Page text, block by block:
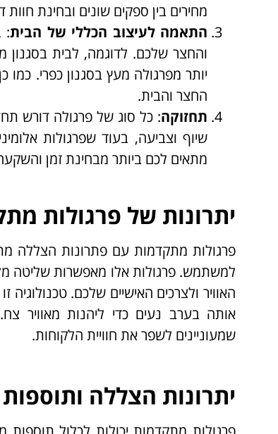
מחירים בין ספקים שונים ובחינת
התאמה לעיצוב הכללי של הבית:
והחצר שלכם. לדוגמה, לבית בסגנון
יותר מפרגולה מעץ בסגנון כפרי.
החצר והבית.
תחזוקה: כל סוג של פרגולה דורש
שיוף וצביעה, בעוד שפרגולות
מתאים לכם ביותר מבחינת זמן
יתרונות של פרגולות
פרגולות מתקדמות עם פתרונות הצללה
למשתמש. פרגולות אלו מאפשרות שליטה
האוויר ולצרכים האישיים שלכם.
אותה בערב נעים כדי ליהנות מאוויר
שמעוניינים לשפר את חוויית הלקוחות.
יתרונות הצללה